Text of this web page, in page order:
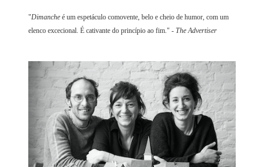
"Dimanche é um espetáculo comovente, belo e cheio de humor, com um
elenco excecional. É cativante do princípio ao fim."- The Advertiser